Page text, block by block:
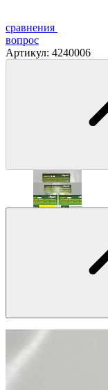
сравнения
вопрос
Артикул: 4240006